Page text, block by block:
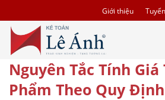
Giới thiệu
Nguyên Tắc Tính Giá
Phẩm Theo Quy